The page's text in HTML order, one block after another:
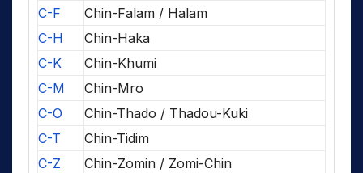
C-F
Chin-Falam / Halam
C-H
Chin-Haka
C-K
Chin-Khumi
C-M
Chin-Mro
C-O
Chin-Thado / Thadou-Kuki
C-T
Chin-Tidim
C-Z
Chin-Zomin / Zomi-Chin